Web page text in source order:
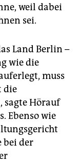
weil dabei
sei.
Land Berlin –
wie die
muss
die
sagte Hörauf
Ebenso wie
bei der